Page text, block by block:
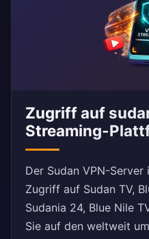
Zugriff auf
Streaming-
Der Sudan VPN-
Zugriff auf Sudan TV,
Sudania 24, Blue Nile
Sie auf den weltweit